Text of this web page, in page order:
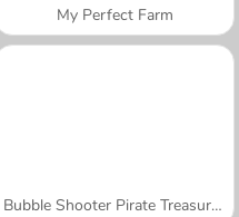
My Perfect Farm
Bubble Shooter Pirate Treasures